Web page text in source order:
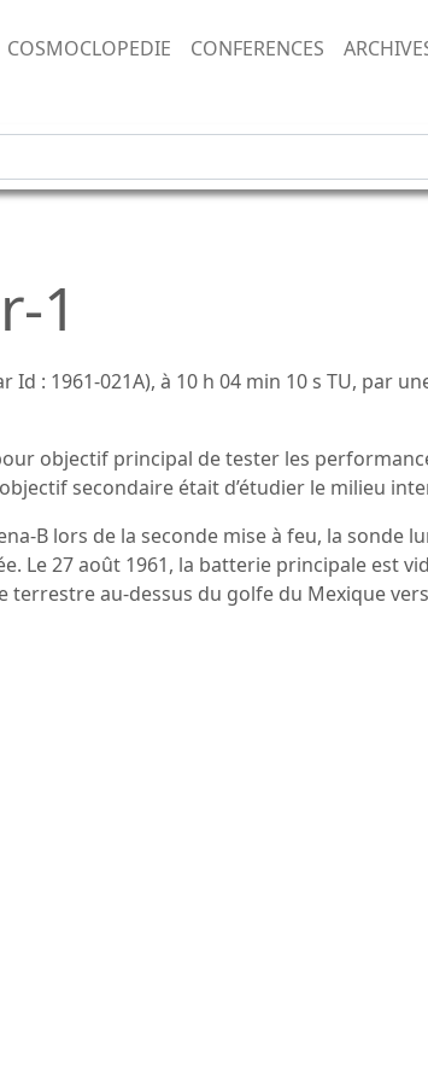
COSMOCLOPEDIE CONFERENCES
1
: 1961-021A), à 10 h 04 min 10 s TU, par
objectif principal de tester les
secondaire était d’étudier le milieu
B lors de la seconde mise à feu, la
Le27 août 1961, la batterie principale est
terrestre au-dessus du golfe du Mexique